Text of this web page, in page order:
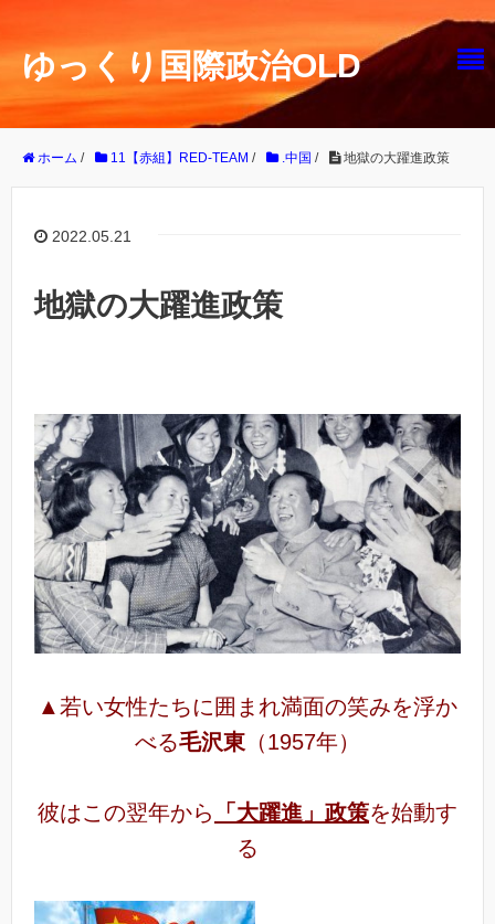
ゆっくり国際政治OLD
ホーム / 11【赤組】RED-TEAM / .中国 / 地獄の大躍進政策
2022.05.21
地獄の大躍進政策
▲若い女性たちに囲まれ満面の笑みを浮か
べる毛沢東 （1957年）
彼はこの翌年から 「大躍進」政策を始動す
る